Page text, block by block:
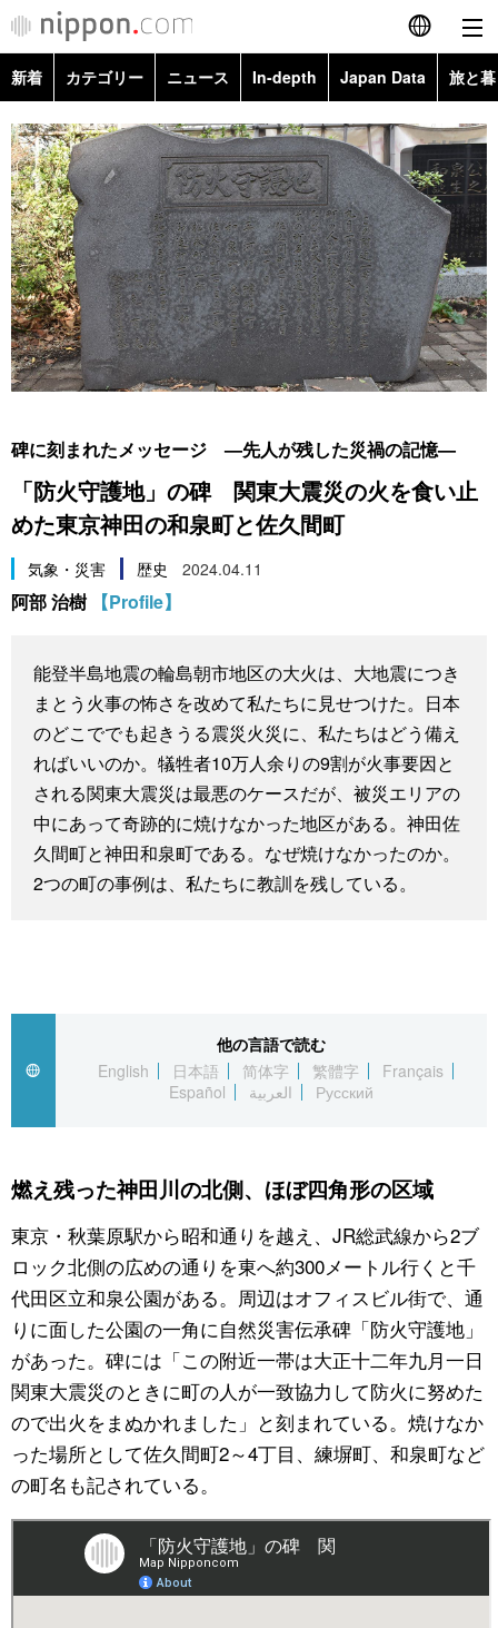
English
简体字
繁體字
Français
Español
العربية
カテゴリー
政治・外交
経済・ビジネス
社会
文化
科学・技術
スポーツ・東京2020
ニュース
トップ
In-depth
旅と暮らし
動画/Live
Books
Topics
Images
People
公式SNS
新着 カテゴリー ニュース In-depth Japan Data 旅と
政治・外交
経済・ビジネス
国際・海外
社会
文化
スポーツ・東京2020
Topics
Images
People
東京
お知らせ
碑に刻まれたメッセージ —先人が残した災禍の記憶—
「防火守護地」の碑 関東大震災の火を食い止
めた東京神田の和泉町と佐久間町
気象・災害 歴史 2024.04.11
阿部 治樹 【Profile】
能登半島地震の輪島朝市地区の大火は、大地震につき
まとう火事の怖さを改めて私たちに見せつけた。日本
のどこででも起きうる震災火災に、私たちはどう備え
ればいいのか。犠牲者10万人余りの9割が火事要因と
される関東大震災は最悪のケースだが、被災エリアの
中にあって奇跡的に焼けなかった地区がある。神田佐
久間町と神田和泉町である。なぜ焼けなかったのか。
2つの町の事例は、私たちに教訓を残している。
他の言語で読む
English
日本語 简体字 繁體字
Français
Español
العربية Русский
燃え残った神田川の北側、ほぼ四角形の区域
東京・秋葉原駅から昭和通りを越え、JR総武線から2ブ
ロック北側の広めの通りを東へ約300メートル行くと千
代田区立和泉公園がある。周辺はオフィスビル街で、通
りに面した公園の一角に自然災害伝承碑「防火守護地」
があった。碑には「この附近一帯は大正十二年九月一日
関東大震災のときに町の人が一致協力して防火に努めた
ので出火をまぬかれました」と刻まれている。焼けなか
った場所として佐久間町2～4丁目、練塀町、和泉町など
の町名も記されている。